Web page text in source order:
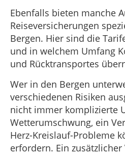
Ebenfalls bieten manche
Reiseversicherungen
Bergen. Hier sind die
und in welchem Umfang
und Rücktransportes
Wer in den Bergen
verschiedenen Risiken
nicht immer komplizierte
Wetterumschwung, ein
Herz-Kreislauf-Probleme
erfordern. Ein